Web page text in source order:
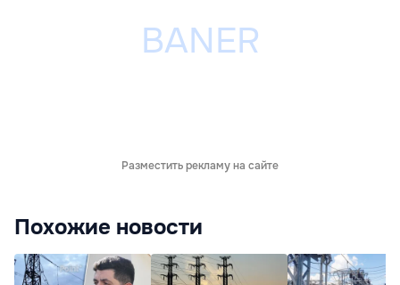
Разместить рекламу на сайте
Похожие новости